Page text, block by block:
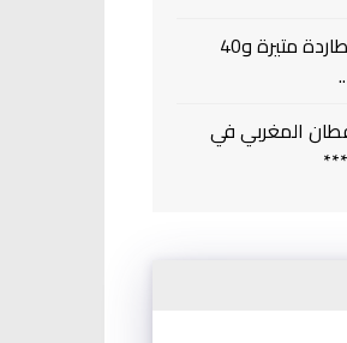
سقوط (الإمبراطور) بعد مطاردة متيرة و40
المغربي في